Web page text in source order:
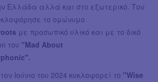
Ελλάδα αλλά και στο εξωτερικό. Τον
το ομώνυμο
με προσωπικό υλικό και με το δικό
του "Mad About
Ιούνιο του 2024 κυκλοφορεί το "Wise